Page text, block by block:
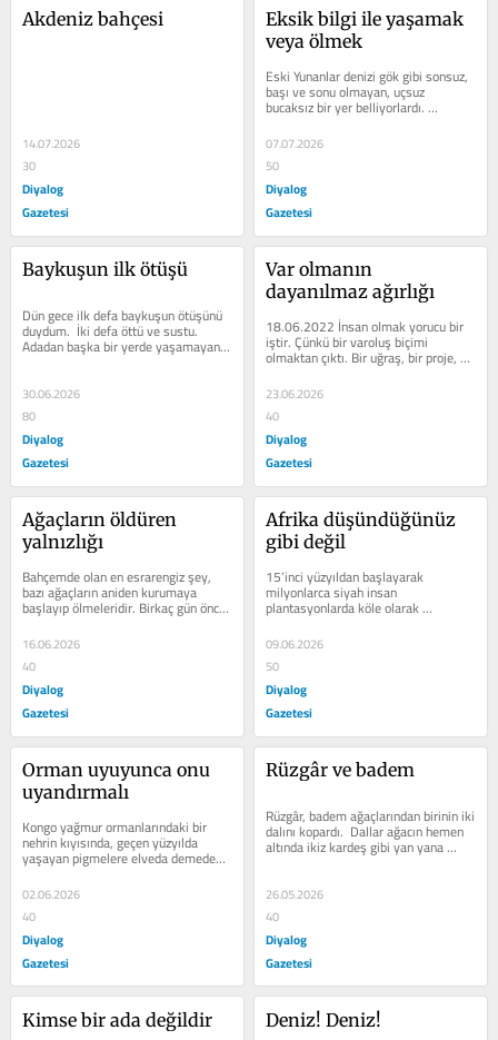
Akdeniz bahçesi
14.07.2026
30
Diyalog
Gazetesi
Eksik bilgi ile yaşamak
veya ölmek
Eski Yunanlar denizi gök gibi sonsuz,
başı ve sonu olmayan, uçsuz
bucaksız bir yer belliyorlardı.
Eskimolar da bütün dünyanın buz
olduğunu...
07.07.2026
50
Diyalog
Gazetesi
Baykuşun ilk ötüşü
Dün gece ilk defa baykuşun ötüşünü
duydum.  İki defa öttü ve sustu.
Adadan başka bir yerde yaşamayan
bu baykuş, ilkbaharın...
30.06.2026
80
Diyalog
Gazetesi
Var olmanın
dayanılmaz ağırlığı
18.06.2022 İnsan olmak yorucu bir
iştir. Çünkü bir varoluş biçimi
olmaktan çıktı. Bir uğraş, bir proje, bir
amaca varma süreci oldu. Bir...
23.06.2026
40
Diyalog
Gazetesi
Ağaçların öldüren
yalnızlığı
Bahçemde olan en esrarengiz şey,
bazı ağaçların aniden kurumaya
başlayıp ölmeleridir. Birkaç gün önce
su depolarının yanında duran...
16.06.2026
40
Diyalog
Gazetesi
Afrika düşündüğünüz
gibi değil
15’inci yüzyıldan başlayarak
milyonlarca siyah insan
plantasyonlarda köle olarak
çalıştırılmak üzere Avrupa’nın
Portekiz, İspanya ve...
09.06.2026
50
Diyalog
Gazetesi
Orman uyuyunca onu
uyandırmalı
Kongo yağmur ormanlarındaki bir
nehrin kıyısında, geçen yüzyılda
yaşayan pigmelere elveda demeden
önce son olarak onların ormanla,
yani...
02.06.2026
40
Diyalog
Gazetesi
Rüzgâr ve badem
Rüzgâr, badem ağaçlarından birinin iki
dalını kopardı.  Dallar ağacın hemen
altında ikiz kardeş gibi yan yana
yatıyorlar ve orada...
26.05.2026
40
Diyalog
Gazetesi
Kimse bir ada değildir Deniz! Deniz!